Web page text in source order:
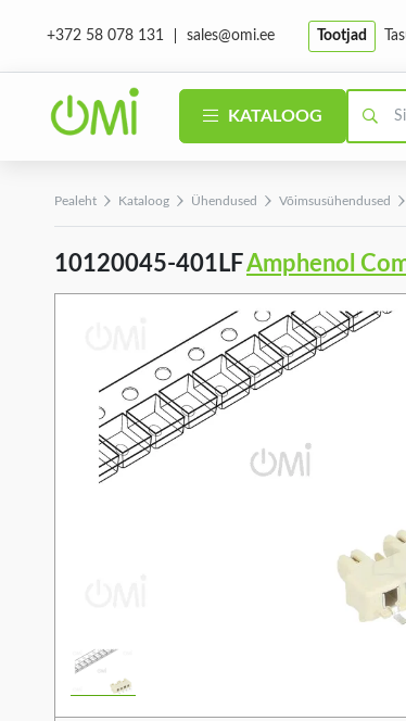
+372 58 078 131 sales@omi.ee Tootjad
KATALOOG
Pealeht Kataloog Ühendused Võimsusühendused
10120045-401LFAmphenol